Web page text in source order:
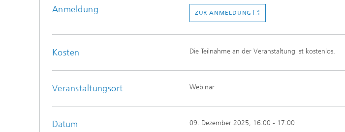
Anmeldung ZUR ANMELDUNG
Kosten ​Die Teilnahme an der Veranstaltung ist kostenlos.
Veranstaltungsort Webinar
Datum 09. Dezember 2025, 16:00 - 17:00